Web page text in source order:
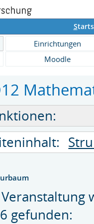
S
Einrichtungen
Moodle
gefunden: